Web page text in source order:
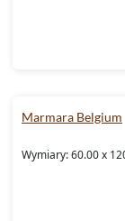
Marmara Belgium
Wymiary: 60.00 x